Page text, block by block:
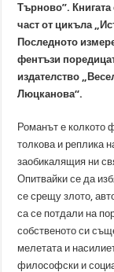
Търново”.
част от цикъла
Последното
фентъзи
издателство
Люцканова“.
Романът е колкото
толкова и реплика
заобикалящия ни
Опитвайки се да
се срещу злото,
са се потдали на
собственото си
мелетата и
философски и